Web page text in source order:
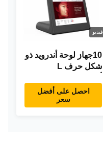
فيديو
10جهاز لوحة أندرويد ذو
شكل حرف L
جهاز لوحة IPS جهاز
لوحة لمس للمطعم
احصل على أفضل
سعر